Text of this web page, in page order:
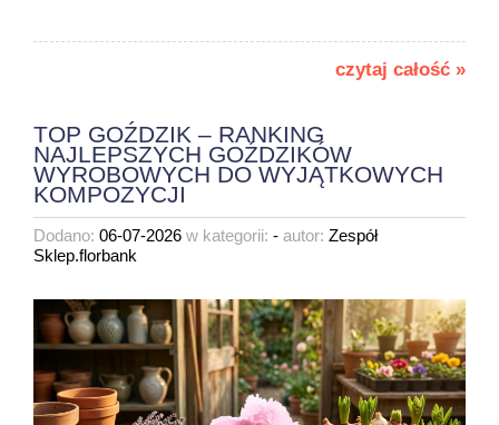
czytaj całość »
TOP GOŹDZIK – RANKING
NAJLEPSZYCH GOŹDZIKÓW
WYROBOWYCH DO WYJĄTKOWYCH
KOMPOZYCJI
Dodano: 06-07-2026 w kategorii: - autor: Zespół
Sklep.florbank